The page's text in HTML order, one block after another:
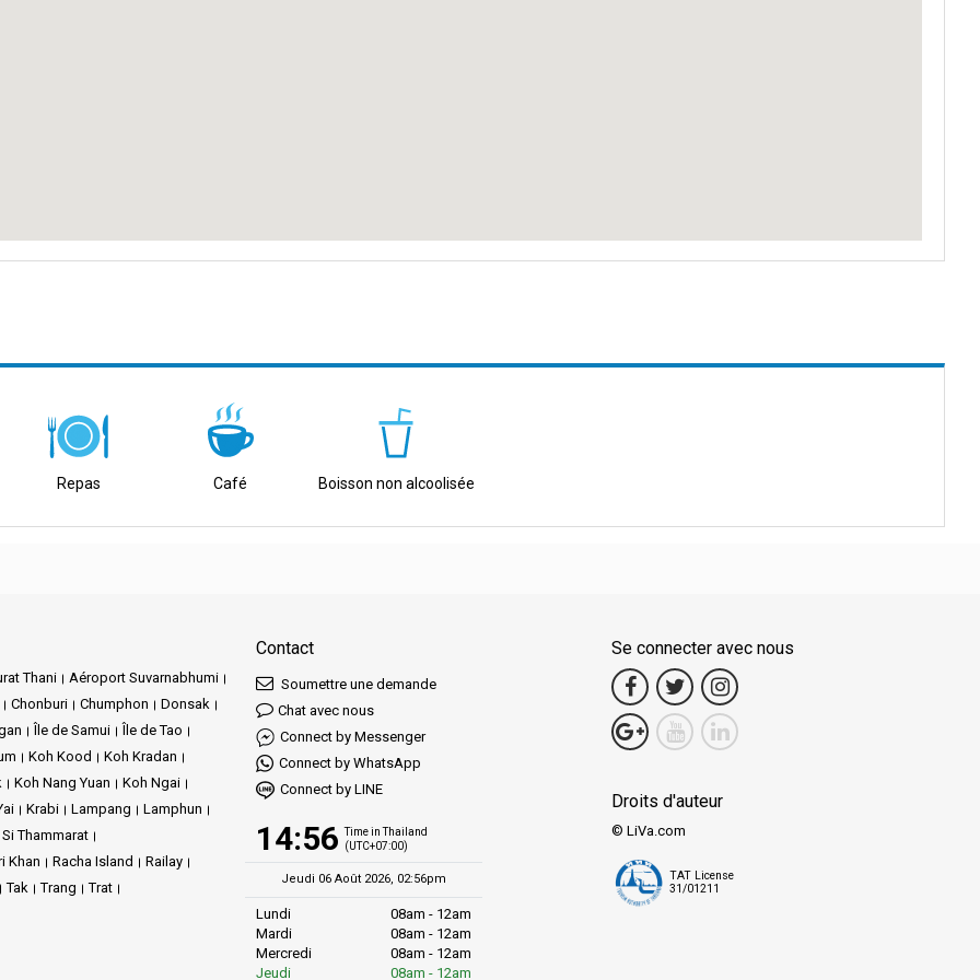
ses rives tranquilles et ses vagues douces.
Repas Café Boisson non alcoolisée
Thani
Aéroport Suvarnabhumi
Chonburi Chumphon
Donsak
Île de Samui
Île de Tao
Koh Kood
Koh Kradan
Koh Nang Yuan
Koh Ngai
Krabi Lampang
Lamphun
Thammarat
Khan Racha Island
Railay
Tak Trang
Trat
Contact
Soumettre une demande
Chat avec nous
Connect by Messenger
Connect by WhatsApp
Connect by LINE
14:56 Time in Thailand
(UTC+07:00)
Jeudi 06 Août 2026, 02:56pm
Lundi
08am - 12am
Mardi
08am - 12am
Mercredi
08am - 12am
Jeudi
08am - 12am
Se connecter avec nous
Droits d'auteur
© LiVa.com
TAT License
31/01211